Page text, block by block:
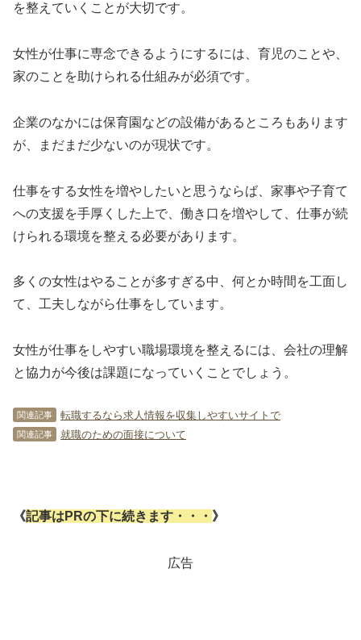
を整えていくことが大切です。
女性が仕事に専念できるようにするには、育児のことや、
家のことを助けられる仕組みが必須です。
企業のなかには保育園などの設備があるところもあります
が、まだまだ少ないのが現状です。
仕事をする女性を増やしたいと思うならば、家事や子育て
への支援を手厚くした上で、働き口を増やして、仕事が続
けられる環境を整える必要があります。
多くの女性はやることが多すぎる中、何とか時間を工面し
て、工夫しながら仕事をしています。
女性が仕事をしやすい職場環境を整えるには、会社の理解
と協力が今後は課題になっていくことでしょう。
関連記事 転職するなら求人情報を収集しやすいサイトで
関連記事 就職のための面接について
《記事はPRの下に続きます・・・ 》
広告